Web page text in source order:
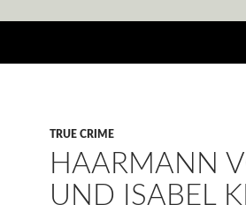
TRUE CRIME
HAARMANN
UND ISABEL